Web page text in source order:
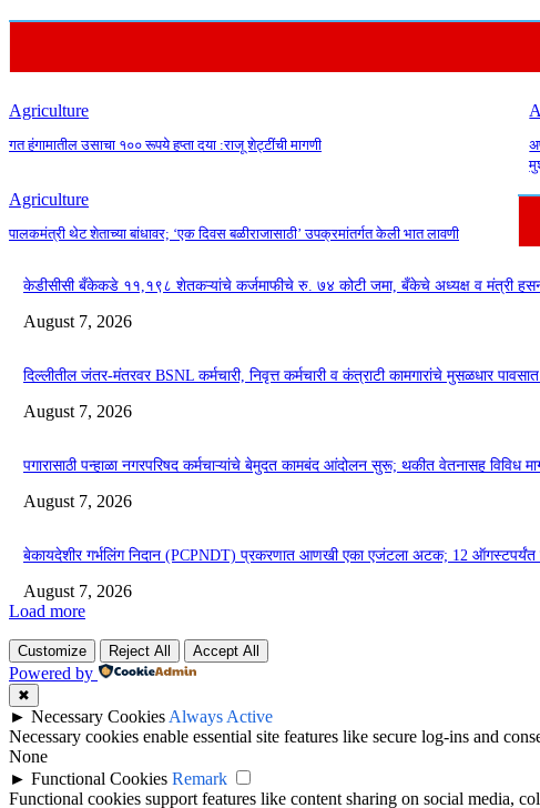
Agriculture
गत हंगामातील उसाचा १०० रूपये हप्ता दया :राजू शेट्टींची मागणी
Agriculture
पालकमंत्री थेट शेताच्या बांधावर; ‘एक दिवस बळीराजासाठी’ उपक्रमांतर्गत केली भात लावणी
केडीसीसी बँकेकडे ११,१९८ शेतकऱ्यांचे कर्जमाफीचे रु. ७४ कोटी जमा, बँकेचे अध्यक्ष व मंत्री हसन
August 7, 2026
दिल्लीतील जंतर-मंतरवर BSNL कर्मचारी, निवृत्त कर्मचारी व कंत्राटी कामगारांचे मुसळधार
August 7, 2026
पगारासाठी पन्हाळा नगरपरिषद कर्मचाऱ्यांचे बेमुदत कामबंद आंदोलन सुरू; थकीत वेतनासह विविध
August 7, 2026
बेकायदेशीर गर्भलिंग निदान (PCPNDT) प्रकरणात आणखी एका एजंटला अटक; 12 ऑगस्टपर्यंत
August 7, 2026
Load more
Customize Reject All Accept All
Powered by
✖
► Necessary Cookies Always Active
Necessary cookies enable essential site features like secure log-ins and
None
► Functional Cookies Remark
Functional cookies support features like content sharing on social media,